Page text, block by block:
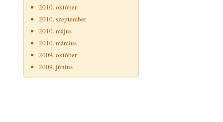
2010. október
2010. szeptember
2010. május
2010. március
2009. október
2009. június